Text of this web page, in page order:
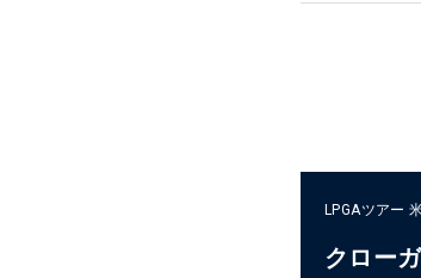
LPGAツアー
クロー